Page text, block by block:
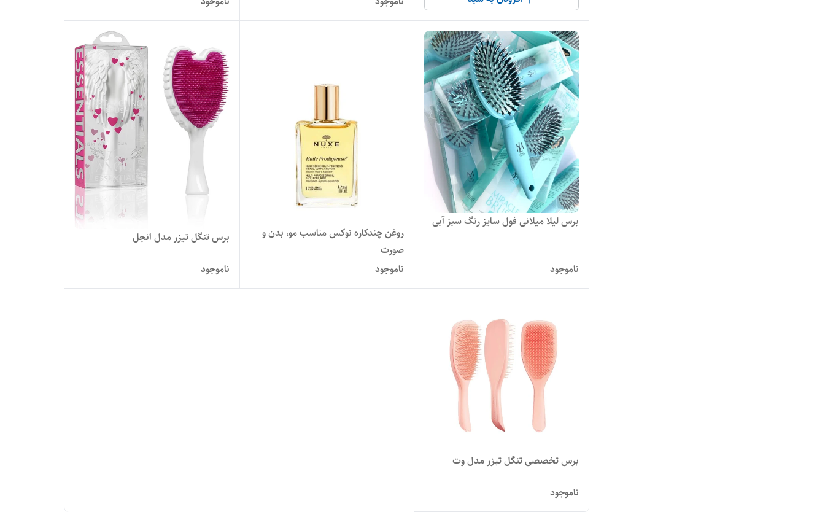
برس لیلا میلانی فول سایز رنگ سبز آبی
ناموجود
روغن چندکاره نوکس مناسب مو، بدن و
صورت
ناموجود
برس تنگل تیزر مدل انجل
ناموجود
برس تخصصی تنگل تیزر مدل وت
ناموجود